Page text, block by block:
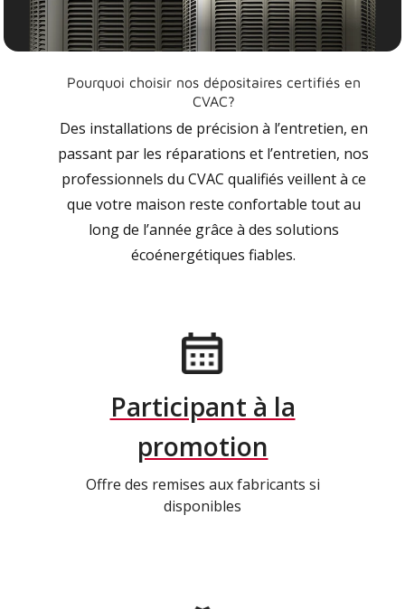
Pourquoi choisir nos dépositaires certifiés en
CVAC?
Des installations de précision à l’entretien, en
passant par les réparations et l’entretien, nos
professionnels du CVAC qualifiés veillent à ce
que votre maison reste confortable tout au
long de l’année grâce à des solutions
écoénergétiques fiables.
Participant à la
promotion
Offre des remises aux fabricants si
disponibles